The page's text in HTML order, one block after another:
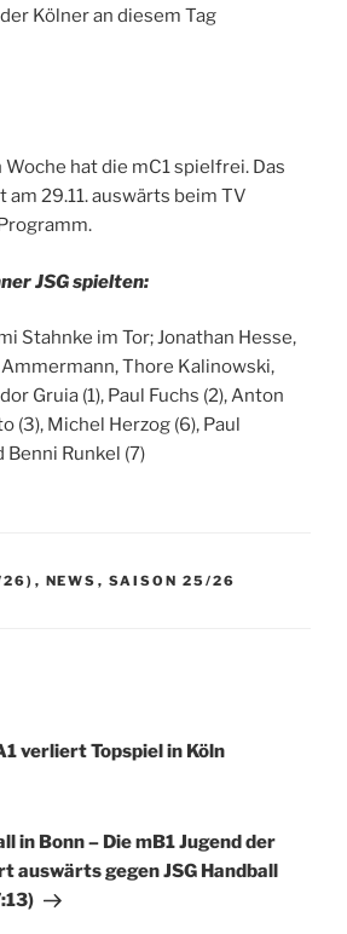
Kölner an diesem Tag
Woche hat die mC1 spielfrei. Das
29.11. auswärts beim TV
JSG spielten:
Stahnke im Tor; Jonathan Hesse,
Ammermann, Thore Kalinowski,
Gruia (1), Paul Fuchs (2), Anton
(3), Michel Herzog (6), Paul
Benni Runkel (7)
26) , NEWS , SAISON 25/26
verliert Topspiel in Köln
in Bonn – Die mB1 Jugend der
auswärts gegen JSG Handball